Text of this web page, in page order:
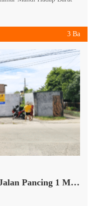
3 Ba
Tanah Disewakan 720 meter Jalan Pancing 1 Martubung